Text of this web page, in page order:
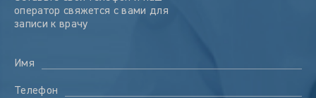
оператор свяжется с вами для
записи к врачу
Имя
Телефон